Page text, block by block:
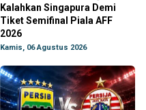
Kalahkan Singapura Demi
Tiket Semifinal Piala AFF
2026
Kamis, 06 Agustus 2026